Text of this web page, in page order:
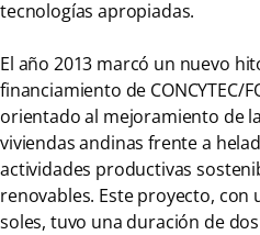
tecnologías apropiadas.
El año 2013 marcó un nuevo
financiamiento de CONCYTEC/
orientado al mejoramiento de
viviendas andinas frente a
actividades productivas
renovables. Este proyecto,
soles, tuvo una duración de